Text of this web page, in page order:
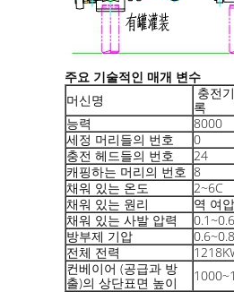
주요 기술적인 매개 변수
머신명
충전
록
능력
8000
세정 머리들의 번호
0
충전 헤드들의 번호
24
캐핑하는 머리의 번호 8
채워 있는 온도
2~6C
채워 있는 원리
역 여
채워 있는 사발 압력
방부제 기압
전체 전력
컨베이어 (공급과 방
출)의 상단표면 높이